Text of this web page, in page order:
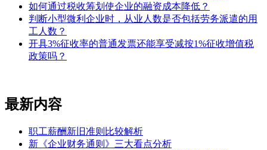
如何通过税收筹划使企业的融资成本降低？
判断小型微利企业时，从业人数是否包括劳务派遣的用
工人数？
开具3%征收率的普通发票还能享受减按1%征收增值税
政策吗？
最新内容
职工薪酬新旧准则比较解析
新《企业财务通则》三大看点分析